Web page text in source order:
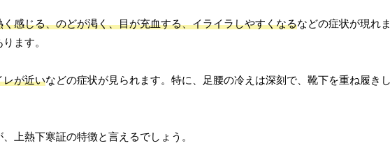
感じる、のどが渇く、目が充血する、イライラしやすくなるなどの症状が現れま
ます。
レが近いなどの症状が見られます。特に、足腰の冷えは深刻で、靴下を重ね履き
上熱下寒証の特徴と言えるでしょう。